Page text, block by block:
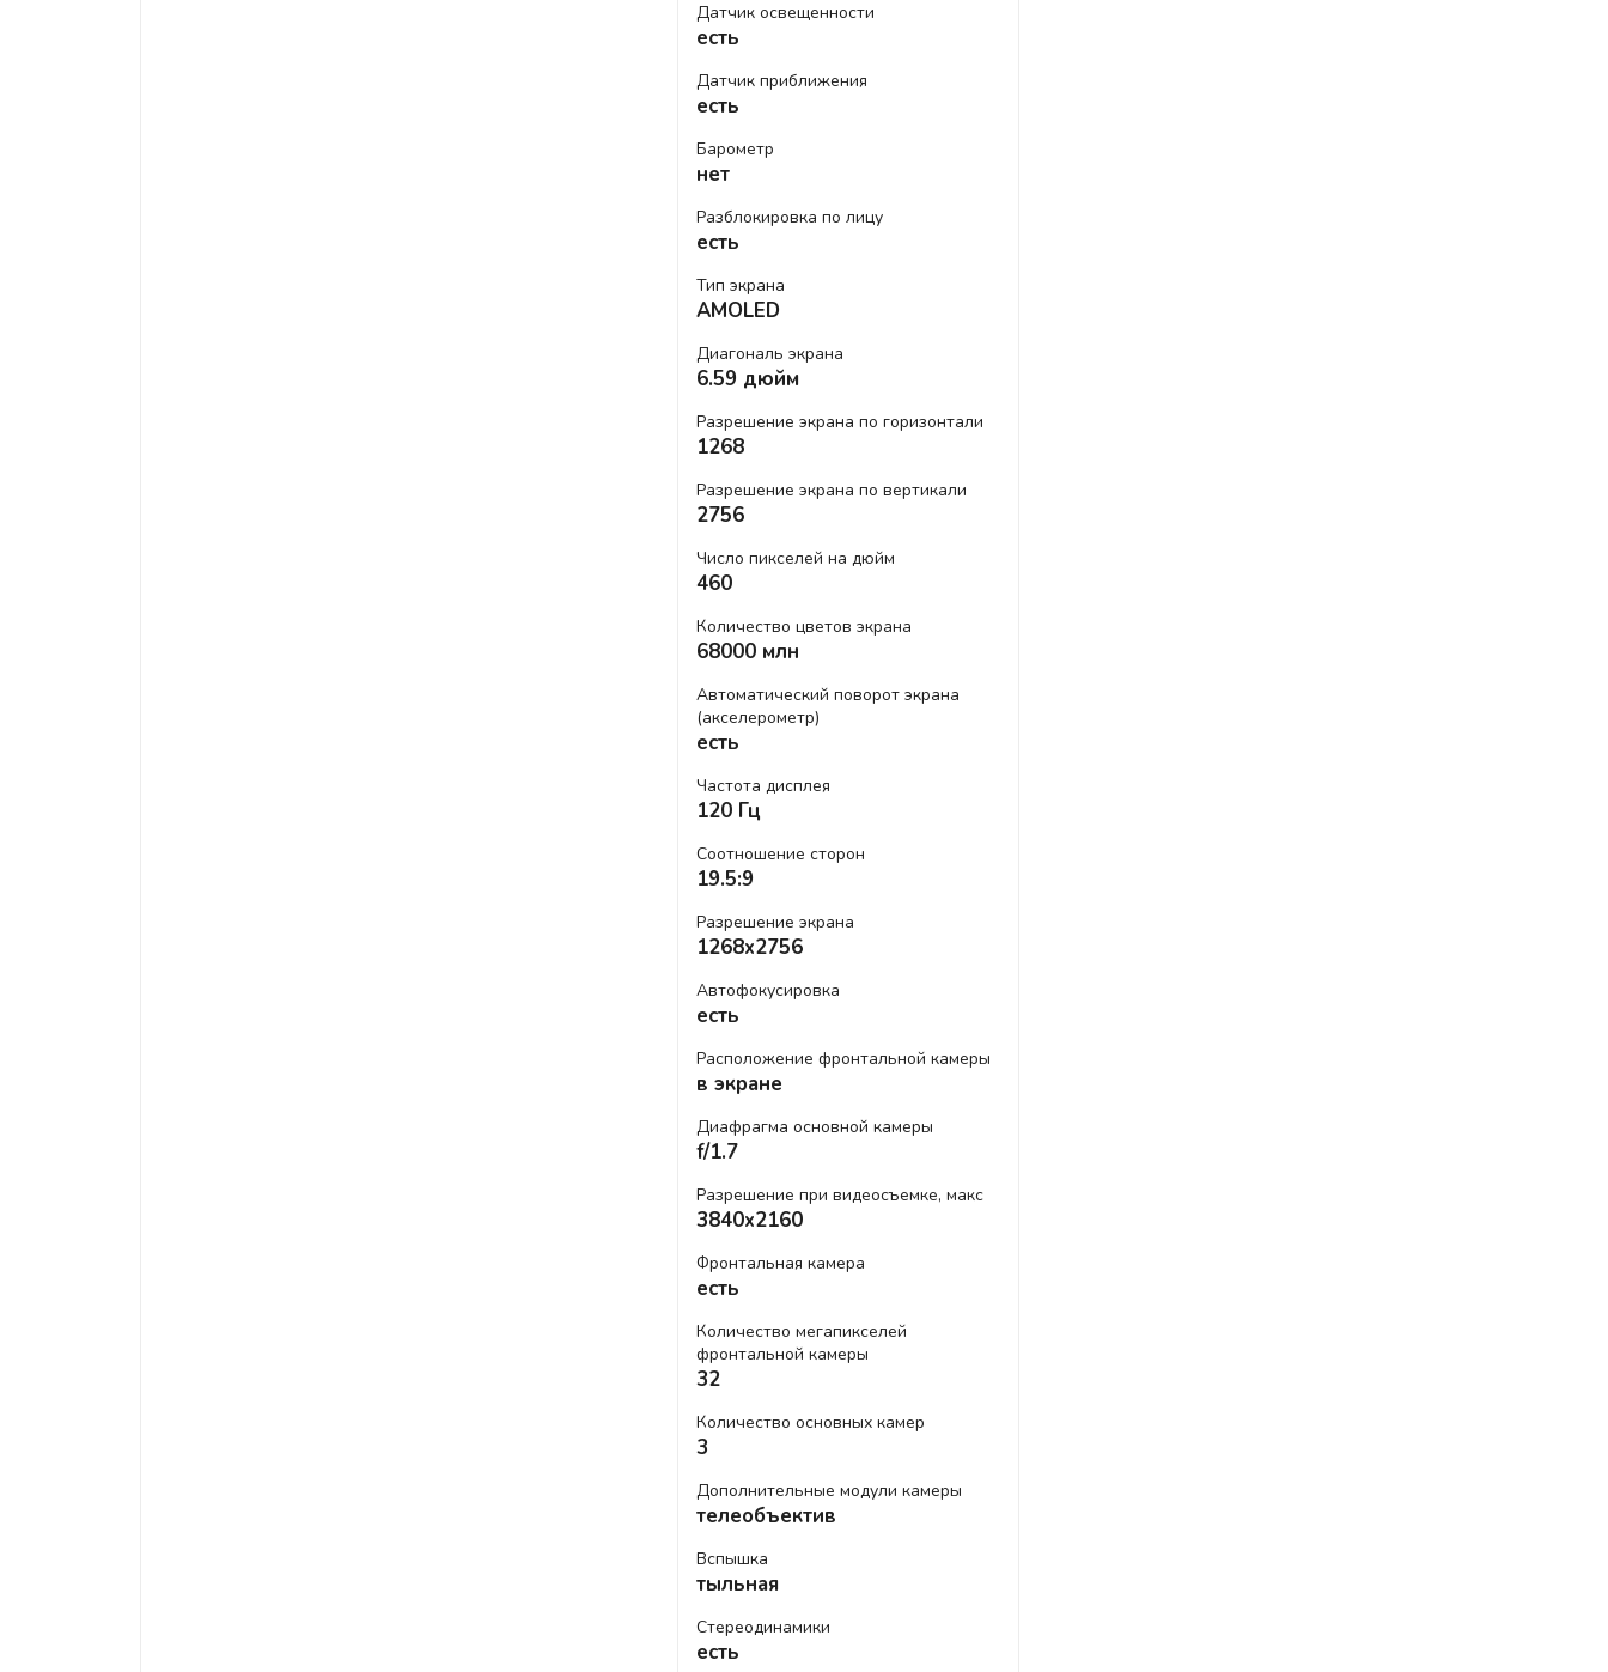
Датчик освещенности
есть
Датчик приближения
есть
Барометр
нет
Разблокировка по лицу
есть
Тип экрана
AMOLED
Диагональ экрана
6.59 дюйм
Разрешение экрана по горизонтали
1268
Разрешение экрана по вертикали
2756
Число пикселей на дюйм
460
Количество цветов экрана
68000 млн
Автоматический поворот экрана
(акселерометр)
есть
Частота дисплея
120 Гц
Соотношение сторон
19.5:9
Разрешение экрана
1268x2756
Автофокусировка
есть
Расположение фронтальной камеры
в экране
Диафрагма основной камеры
f/1.7
Разрешение при видеосъемке, макс
3840x2160
Фронтальная камера
есть
Количество мегапикселей
фронтальной камеры
32
Количество основных камер
3
Дополнительные модули камеры
телеобъектив
Вспышка
тыльная
Стереодинамики
есть